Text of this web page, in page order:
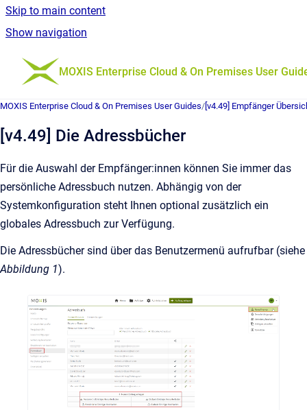
Skip to main content
Show navigation
Go to homepage
MOXIS Enterprise Cloud & On Premises User
MOXIS Enterprise Cloud & On Premises User Guides/ [v4.49] Empfänger
[v4.49] Die Adressbücher
Für die Auswahl der Empfänger:innen können Sie immer das
persönliche Adressbuch nutzen. Abhängig von der
Systemkonfiguration steht Ihnen optional zusätzlich ein
globales Adressbuch zur Verfügung.
Die Adressbücher sind über das Benutzermenü aufrufbar (siehe
Abbildung 1).